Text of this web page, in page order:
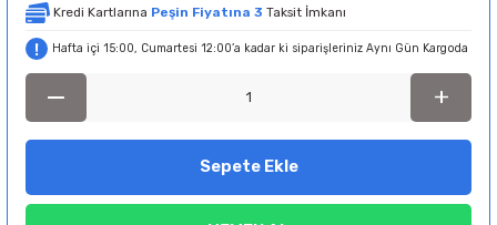
Kredi Kartlarına Peşin Fiyatına 3 Taksit İmkanı
Hafta içi 15:00, Cumartesi 12:00’a kadar ki siparişleriniz Aynı Gün Kargoda
Sepete Ekle